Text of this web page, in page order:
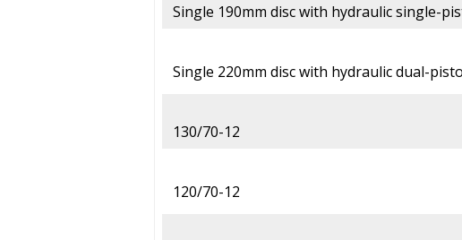
Single 190mm disc with hydraulic single-
Single 220mm disc with hydraulic dual-
130/70-12
120/70-12